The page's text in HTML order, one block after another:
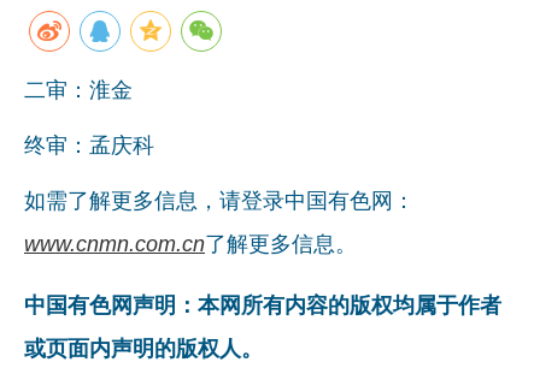
《资源再生》杂志
行情报价
数字报
二审：淮金
终审：孟庆科
如需了解更多信息，请登录中国有色网：
www.cnmn.com.cn了解更多信息。
中国有色网声明：本网所有内容的版权均属于作者
或页面内声明的版权人。